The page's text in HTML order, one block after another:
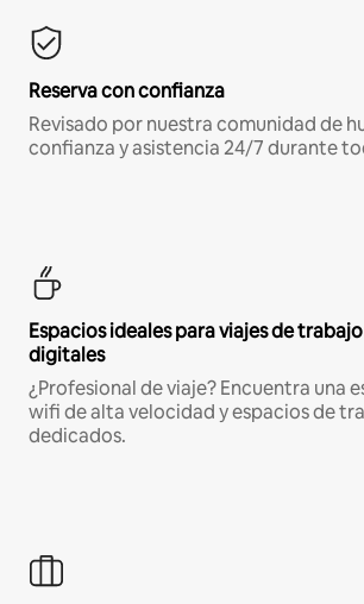
Reserva con confianza
Revisado por nuestra comunidad de
confianza y asistencia 24/7 durante
Espacios ideales para viajes de
digitales
¿Profesional de viaje? Encuentra una
wifi de alta velocidad y espacios de
dedicados.